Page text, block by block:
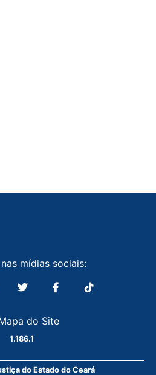
mídias sociais:
do Site
1.186.1
do Estado do Ceará